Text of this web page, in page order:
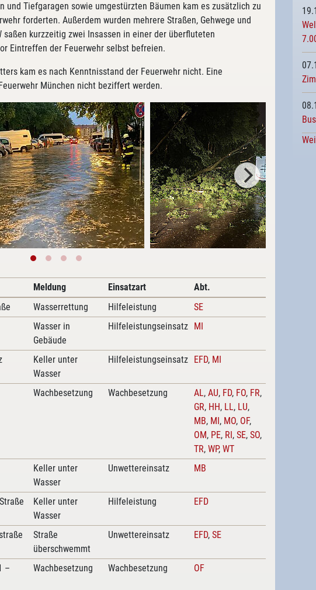
und Tiefgaragen sowie umgestürzten Bäumen kam es zusätzlich zu
forderten. Außerdem wurden mehrere Straßen, Gehwege und
kurzzeitig zwei Insassen in einer der überfluteten
Eintreffen der Feuerwehr selbst befreien.
kam es nach Kenntnisstand der Feuerwehr nicht. Eine
München nicht beziffert werden.
Meldung Einsatzart
Abt.
Wasserrettung Hilfeleistung
SE
Wasser in
Gebäude
Hilfeleistungseinsatz MI
Keller unter
Wasser
Hilfeleistungseinsatz EFD, MI
Wachbesetzung Wachbesetzung AL, AU, FD, FO, FR,
GR, HH, LL, LU,
MB, MI, MO, OF,
OM, PE, RI, SE, SO,
TR, WP, WT
Keller unter
Wasser
Unwettereinsatz MB
Keller unter
Wasser
Hilfeleistung EFD
Straße
überschwemmt
Unwettereinsatz EFD, SE
–
Wachbesetzung Wachbesetzung OF